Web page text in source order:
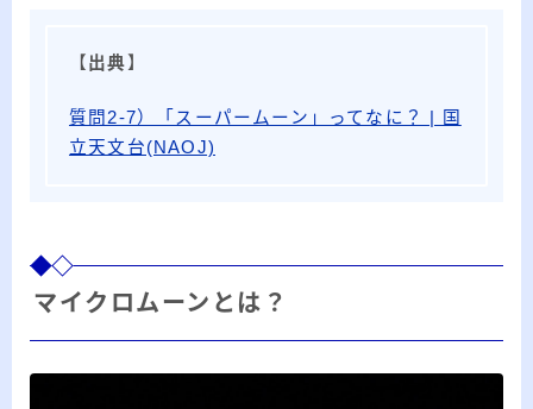
【 出典 】
質問2-7）「スーパームーン」ってなに？ | 国
立天文台(NAOJ)
マイクロムーンとは？